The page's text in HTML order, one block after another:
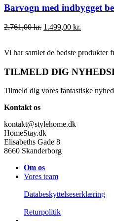
Barvogn med indbygget
2.761,00kr. Den
var:
1.499,00 kr.
er:
Vi har samlet de bedste produkter
TILMELD DIG
Tilmeld dig vores fantastiske
Kontakt os
kontakt@stylehome.dk
HomeStay.dk
Elisabeths Gade 8
8660 Skanderborg
Om os
Vores team
Databeskyttelseserklæring
Returpolitik